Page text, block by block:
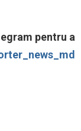
pentru a